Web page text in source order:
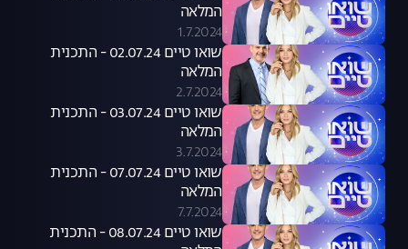
המלאה
1.7.2024
שואו טיים 02.07.24 - התכנית
המלאה
2.7.2024
שואו טיים 03.07.24 - התכנית
המלאה
3.7.2024
שואו טיים 07.07.24 - התכנית
המלאה
7.7.2024
שואו טיים 08.07.24 - התכנית